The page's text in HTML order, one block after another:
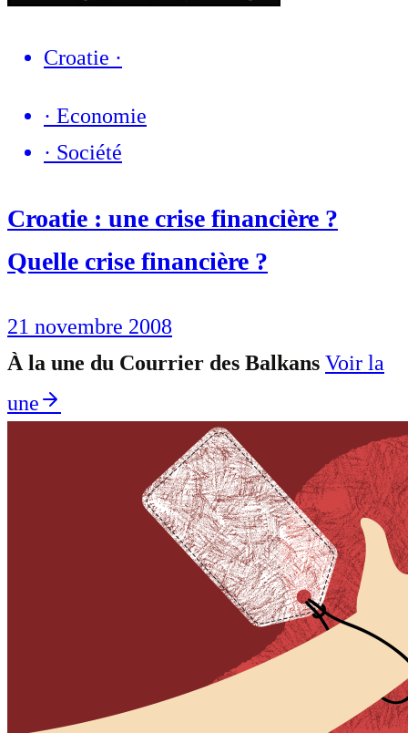
Croatie ·
· Economie
· Société
Croatie : une crise financière ?
Quelle crise financière ?
21 novembre 2008
À la une du Courrier des Balkans Voir la
une